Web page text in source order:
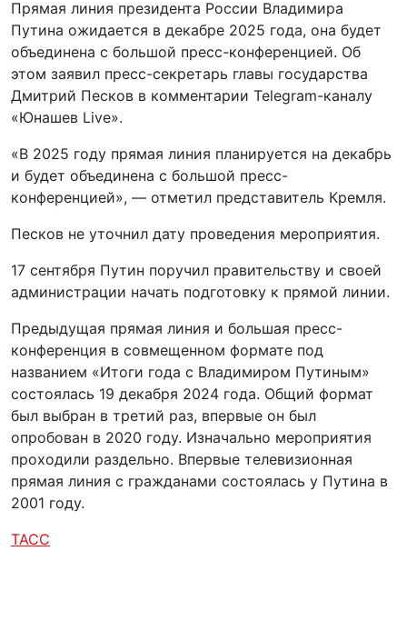
Прямая линия президента России Владимира
Путина ожидается в декабре 2025 года, она будет
объединена с большой пресс-конференцией. Об
этом заявил пресс-секретарь главы государства
Дмитрий Песков в комментарии Telegram-каналу
«Юнашев Live».
«В 2025 году прямая линия планируется на декабрь
и будет объединена с большой пресс-
конференцией», — отметил представитель Кремля.
Песков не уточнил дату проведения мероприятия.
17 сентября Путин поручил правительству и своей
администрации начать подготовку к прямой линии.
Предыдущая прямая линия и большая пресс-
конференция в совмещенном формате под
названием «Итоги года с Владимиром Путиным»
состоялась 19 декабря 2024 года. Общий формат
был выбран в третий раз, впервые он был
опробован в 2020 году. Изначально мероприятия
проходили раздельно. Впервые телевизионная
прямая линия с гражданами состоялась у Путина в
2001 году.
ТАСС